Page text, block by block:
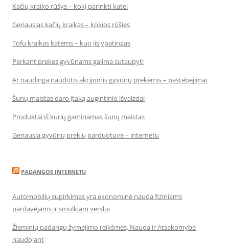
Kačių kraiko rūšys – kokį parinkti katei
Geriausias kačių kraikas – kokios rūšies
Tofu kraikas katėms – kuo jis ypatingas
Perkant prekes gyvūnams galima sutaupyti
Ar naudinga naudotis akcijomis gyvūnų prekėmis – pastebėjimai
Šunų maistas daro įtaką augintinio išvaizdai
Produktai iš kurių gaminamas šunų maistas
Geriausia gyvūnų prekių parduotuvė – internetu
PADANGOS INTERNETU
Automobilių supirkimas yra ekonominė nauda fiziniams
pardavėjams ir smulkiam verslui
Žieminių padangų žymėjimo reikšmės, Nauda ir Atsakomybė
naudojant